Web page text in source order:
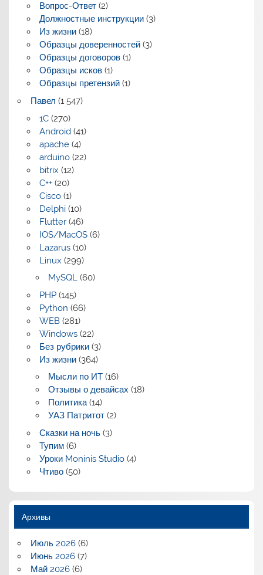
Вопрос-Ответ(2)
Должностные инструкции(3)
Из жизни(18)
Образцы доверенностей(3)
Образцы договоров(1)
Образцы исков(1)
Образцы претензий(1)
Павел (1 547)
1C(270)
Android(41)
apache(4)
arduino(22)
bitrix (12)
C++(20)
Cisco(1)
Delphi(10)
Flutter(46)
IOS/MacOS(6)
Lazarus(10)
Linux (299)
MySQL(60)
PHP(145)
Python (66)
WEB(281)
Windows(22)
Без рубрики(3)
Из жизни(364)
Мысли по ИТ(16)
Отзывы о девайсах (18)
Политика(14)
УАЗ Патритот(2)
Сказки на ночь(3)
Тупим(6)
Уроки Moninis Studio(4)
Чтиво(50)
Архивы
Июль 2026(6)
Июнь 2026(7)
Май 2026(6)